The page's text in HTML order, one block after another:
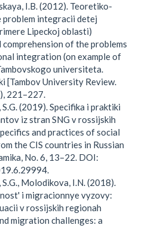
I.B. (2012). Teoretiko-
problem integracii detej
Lipeckoj oblasti)
of the problems
integration (on example of
universiteta.
[Tambov University Review.
221–227.
(2019). Specifika i praktiki
iz stran SNG v rossijskih
and practices of social
the CIS countries in Russian
No. 6, 13–22. DOI:
Molodikova, I.N. (2018).
i migracionnye vyzovy:
v rossijskih regionah
migration challenges: a